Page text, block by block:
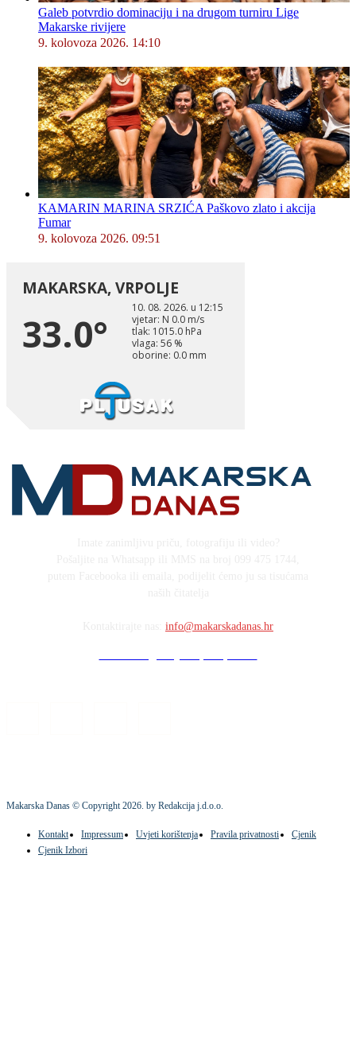
Galeb potvrdio dominaciju i na drugom turniru Lige
Makarske rivijere
9. kolovoza 2026. 14:10
KAMARIN MARINA SRZIĆA Paškovo zlato i akcija
Fumar
9. kolovoza 2026. 09:51
info@makarskadanas.hr
Makarska Danas © Copyright2026. by Redakcija j.d.o.o.
Kontakt Impressum Uvjeti korištenja Pravila privatnosti
Cjenik
Cjenik Izbori